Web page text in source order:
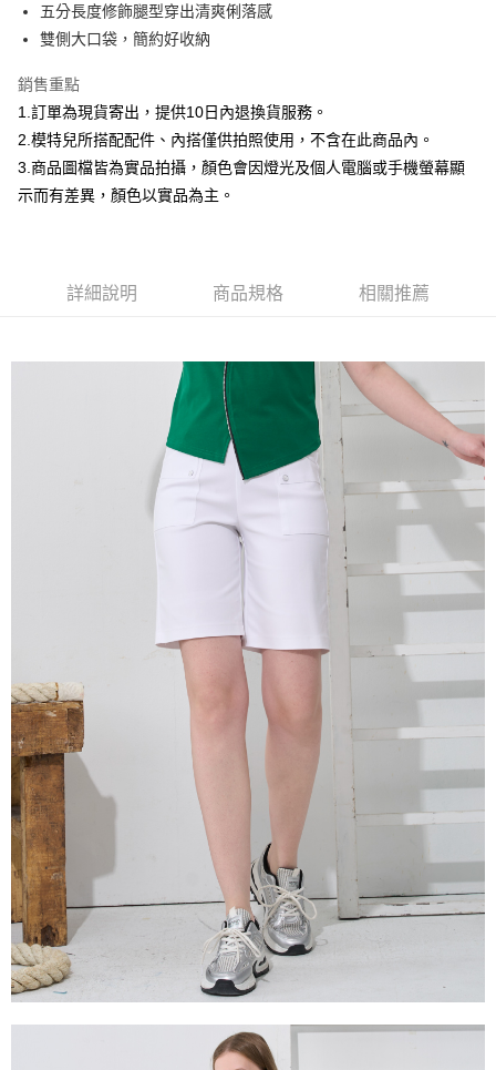
國泰世華商業銀行
兆豐國際商業銀行
臺灣中小企業銀行
聯邦商業銀行
元大商業銀行
永豐商業銀行
台新國際商業銀行
中國信託商業銀行
台灣樂天信用卡公司
Apple Pay
悠遊付
Google Pay
全盈+PAY
【大哥付你分期使用說明】
1.本服務由台灣大哥大提供，台灣大哥大用戶可立即使用無須另外申請。
成交易。
3.實際核准額度、可分期數及費用金額請依後續交易確認頁面所載為準。
4.訂單成立30分鐘內，如未前往確認交易或遇審核未通過，訂單將自動取
消。如遇「轉專審核」未通過狀況，表示未達大哥付你分期系統評分，恕無
1.分期款項不併入電信帳單，「大哥付你分期」於每月結算日後寄送繳費提
2.透過簡訊連結打開帳單後，可選擇「超商條碼／台灣大直營門市／銀行轉
帳／街口支付／iPASS MONEY」等通路繳費。
1.本服務係由「台灣大哥大股份有限公司」（以下簡稱本公司）所提供，讓
用戶於交易時，得透過本服務購買商品或服務，並由商店將買賣／分期付款
買賣價金債權讓與本公司後，依約使用本公司帳單繳交帳款。
2.基於同意付款使用「大哥付你分期」之契約關係目的，商店將以您的個人
資料（包含姓名、電話或地址）提供予台灣大哥大進項蒐集、處理及利用，
由本公司與您本人進行分期帳單所需資料之確認、核對及更正。
3.完整用戶服務條款，請詳閱以下連結：
https://oppay.tw/userRule
AFTEE先享後付
AFTEE先享後付是「在收到商品之後才付款」的支付方式。 讓您購物簡單
１．簡單：不需註冊會員、不需綁卡、不需儲值。
２．便利：只要手機號碼，簡訊認證，即可結帳。
３．安心：先確認商品／服務後，再付款。
【「AFTEE先享後付」結帳流程】
１．於結帳方式選擇「AFTEE先享後付」後，將跳轉至「AFTEE先享後付」
結帳頁面，進行簡訊認證並確認金額後，即可完成結帳。
２．訂單成立數日內，您將收到繳費通知簡訊。
３．收到繳費通知簡訊後14天內，點擊此簡訊中的連結，可透過四大超商／
ATM／網路銀行／等多元方式進行付款，方視為交易完成。
※ 請注意：結帳手續完成當下不需立刻繳費，但若您需要取消訂單，請聯絡
購買商品的店家。未經商家同意取消之訂單仍視為有效，需透過AFTEE先享
※ 交易是否成功請以「AFTEE先享後付 」之結帳頁面顯示為準，若有關於
是否繳費成功／繳費後需取消欲退款等相關疑問，請聯繫「AFTEE先享後付
客戶支援中心」
https://netprotections.freshdesk.com/support/home
【注意事項】
１．透過由恩沛科技股份有限公司提供之「AFTEE先享後付」服務完成之交
易，需依本服務之必要範圍內提供個人資料，並將交易相關給付款項請求債
權轉讓予恩沛科技股份有限公司。
２．關於個人資料處理事宜，請瀏覽以下網址：
https://aftee.tw/terms/#terms3
３．未成年的使用者請事先徵得法定代理人或監護人之同意方可使用
「AFTEE先享後付」，若未經同意申辦者引起之損失，本公司不負相關責
任。
４．使用「AFTEE先享後付」時，將依據個別帳號之用戶狀況，依本公司即
時審查核予不同之上限額度；若仍有額度不足之情形，本公司將視審查結果
請求用戶進行身份認證。
５．嚴禁一人註冊多個帳號或使用他人資訊註冊。若發現惡意使用之情形，
每筆NT$120，滿NT$2,000(含以上)免運費
每筆NT$120，滿NT$2,000(含以上)免運費
五分長度修飾腿型穿出清爽俐落感
雙側大口袋，簡約好收納
銷售重點
1.訂單為現貨寄出，提供10日內退換貨服務。
2.模特兒所搭配配件、內搭僅供拍照使用，不含在此商品內。
3.商品圖檔皆為實品拍攝，顏色會因燈光及個人電腦或手機螢幕顯
示而有差異，顏色以實品為主。
詳細說明 商品規格 相關推薦